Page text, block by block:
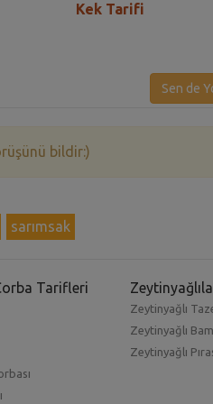
Kek Tarifi
Sen de
bildir:)
sarımsak
Tarifleri
Zeytinyağlı
Zeytinyağlı
Zeytinyağlı